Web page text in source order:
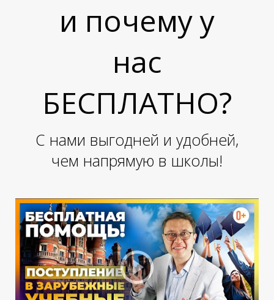
и почему у
нас
БЕСПЛАТНО?
С нами выгодней и удобней,
чем напрямую в школы!